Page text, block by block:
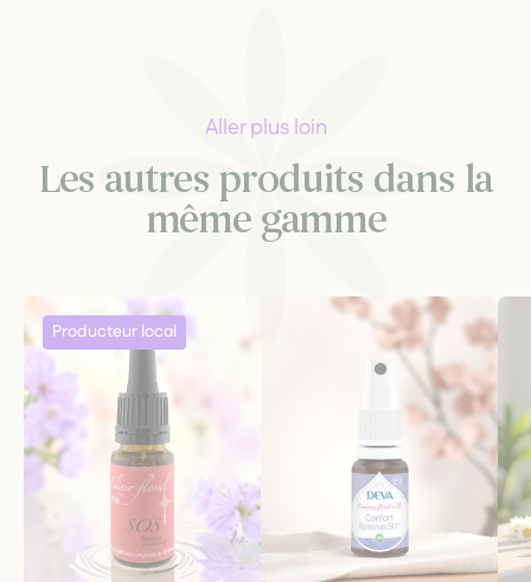
Aller plus loin
Les autres produits dans la
même gamme